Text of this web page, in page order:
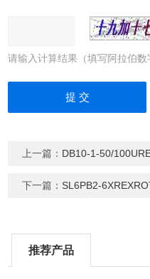
请输入计算结果（填写阿拉伯
上一篇： DB10-1-50/
下一篇： SL6PB2-
推荐产品